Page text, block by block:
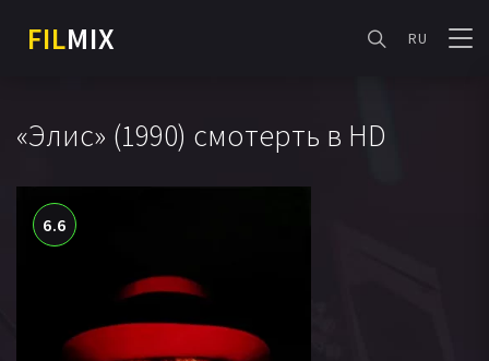
FILMIX RU
«Элис» (1990) смотерть в HD
6.6